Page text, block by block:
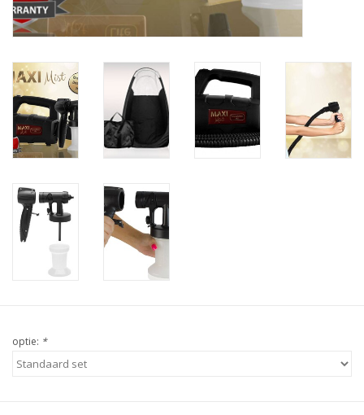
adviesgesprek met ons!
Suntana
Sjolie
IBZ
Cadeaubonnen
gift cards/ cadeau bonnen
optie: *